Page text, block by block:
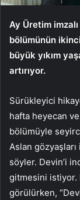
Ay Üretim
bölümünün ikinci
büyük yıkım
artırıyor.
Sürükleyici
hafta heyecan
bölümüyle
Aslan gözyaşları
söyler. Devin’i
gitmesini istiyor.
görülürken,